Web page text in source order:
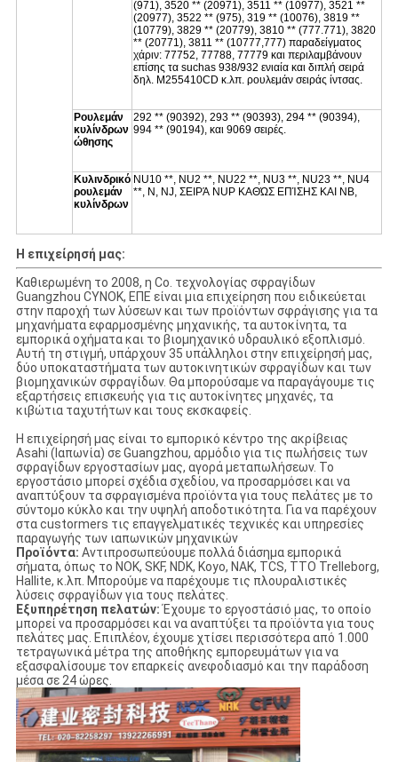
(971), 3520 ** (20971), 3511 ** (10977), 3521 **
(20977), 3522 ** (975), 319 ** (10076), 3819 **
(10779), 3829 ** (20779), 3810 ** (777.771), 3820
** (20771), 3811 ** (10777,777) παραδείγματος
χάριν: 77752, 77788, 77779 και περιλαμβάνουν
επίσης τα suchas 938/932 ενιαία και διπλή σειρά
δηλ. M255410CD κ.λπ. ρουλεμάν σειράς ίντσας.
Ρουλεμάν
κυλίνδρων
ώθησης
292 ** (90392), 293 ** (90393), 294 ** (90394),
994 ** (90194), και 9069 σειρές.
Κυλινδρικό
ρουλεμάν
κυλίνδρων
NU10 **, NU2 **, NU22 **, NU3 **, NU23 **, NU4
**, Ν, NJ, ΣΕΙΡΆ NUP ΚΑΘΏΣ ΕΠΊΣΗΣ ΚΑΙ NB,
Η επιχείρησή μας:
Καθιερωμένη το 2008, η Co. τεχνολογίας σφραγίδων
Guangzhou CYNOK, ΕΠΕ είναι μια επιχείρηση που ειδικεύεται
στην παροχή των λύσεων και των προϊόντων σφράγισης για τα
μηχανήματα εφαρμοσμένης μηχανικής, τα αυτοκίνητα, τα
εμπορικά οχήματα και το βιομηχανικό υδραυλικό εξοπλισμό.
Αυτή τη στιγμή, υπάρχουν 35 υπάλληλοι στην επιχείρησή μας,
δύο υποκαταστήματα των αυτοκινητικών σφραγίδων και των
βιομηχανικών σφραγίδων. Θα μπορούσαμε να παραγάγουμε τις
εξαρτήσεις επισκευής για τις αυτοκίνητες μηχανές, τα
κιβώτια ταχυτήτων και τους εκσκαφείς.
Η επιχείρησή μας είναι το εμπορικό κέντρο της ακρίβειας
Asahi (Ιαπωνία) σε Guangzhou, αρμόδιο για τις πωλήσεις των
σφραγίδων εργοστασίων μας, αγορά μεταπωλήσεων. Το
εργοστάσιο μπορεί σχέδια σχεδίου, να προσαρμόσει και να
αναπτύξουν τα σφραγισμένα προϊόντα για τους πελάτες με το
σύντομο κύκλο και την υψηλή αποδοτικότητα. Για να παρέχουν
στα custormers τις επαγγελματικές τεχνικές και υπηρεσίες
παραγωγής των ιαπωνικών μηχανικών
Προϊόντα: Αντιπροσωπεύουμε πολλά διάσημα εμπορικά
σήματα, όπως το NOK, SKF, NDK, Koyo, NAK, TCS, TTO Trelleborg,
Hallite, κ.λπ. Μπορούμε να παρέχουμε τις πλουραλιστικές
λύσεις σφραγίδων για τους πελάτες.
Εξυπηρέτηση πελατών:Έχουμε το εργοστάσιό μας, το οποίο
μπορεί να προσαρμόσει και να αναπτύξει τα προϊόντα για τους
πελάτες μας. Επιπλέον, έχουμε χτίσει περισσότερα από 1.000
τετραγωνικά μέτρα της αποθήκης εμπορευμάτων για να
εξασφαλίσουμε τον επαρκείς ανεφοδιασμό και την παράδοση
μέσα σε 24 ώρες.